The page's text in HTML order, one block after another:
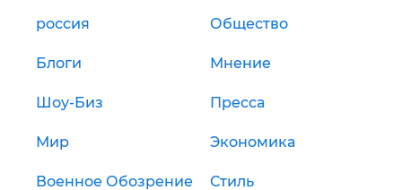
россия Общество
Блоги Мнение
Шоу-Биз Пресса
Мир Экономика
Военное Обозрение Стиль